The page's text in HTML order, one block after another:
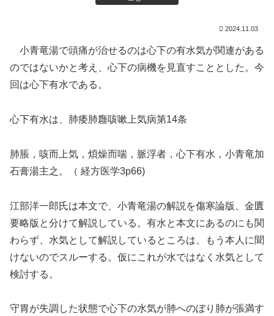
2024.11.03
小青竜湯で頭痛が治せるのは心下の有水気が関連がある
のではないかと考え、心下の病機を見直すこととした。今
回は心下有水である。
心下有水は、肺痿肺廱咳嗽上気病第14条
肺脹，咳而上気，煩燥而喘，脈浮者，心下有水，小青竜加
石膏湯主之。（ 経方医学3p66)
江部洋一郎氏は本文で、小青竜湯の解説を傷寒論版、金匱
要略版と分けて解説している。有水と本文にあるのにも関
わらず、水気として解説しているところは、もう本人に聞
けないのでスルーする。仮にこれが水ではなく水気として
検討する。
守胃が失調した状態で心下の水気が肺へのぼり肺が張満す